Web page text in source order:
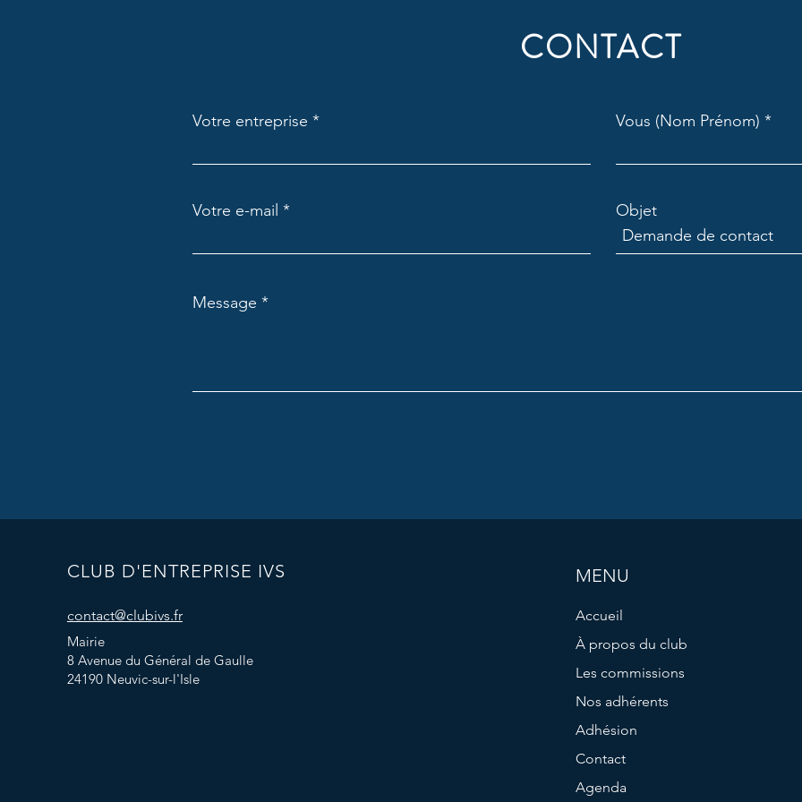
CONTACT
Votre entreprise Vous (Nom Prénom)
Votre e-mail Objet
Message
CLUB D'ENTREPRISE IVS
contact@clubivs.fr
Mairie
8 Avenue du Général de Gaulle
24190 Neuvic-sur-l'Isle
MENU
Accueil
À propos du club
Les commissions
Nos adhérents
Adhésion
Contact
Agenda